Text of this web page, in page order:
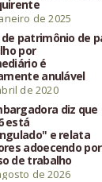
de 2025
patrimônio de
por
é
anulável
de 2020
diz que
está
e relata
adoecendo por
de trabalho
de 2026